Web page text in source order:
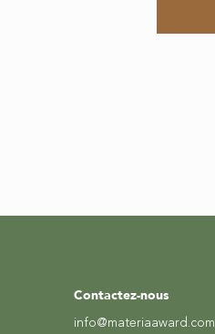
Contactez-nous
info@materiaaward.com